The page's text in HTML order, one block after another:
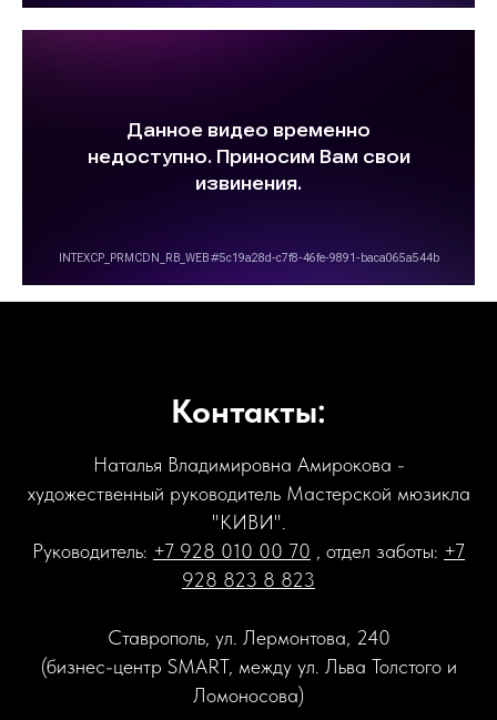
Контакты:
Наталья Владимировна Амирокова -
художественный руководитель Мастерской мюзикла
"КИВИ".
Руководитель: +7 928 010 00 70 , отдел заботы: +7
928 823 8 823
Ставрополь, ул. Лермонтова, 240
(бизнес-центр SMART, между ул. Льва Толстого и
Ломоносова)